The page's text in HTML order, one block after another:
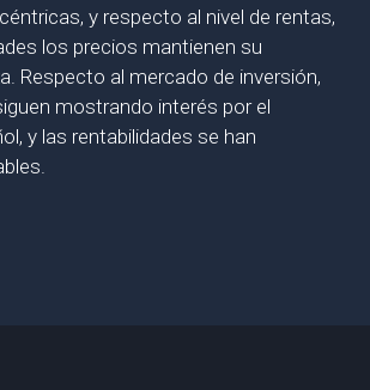
y respecto al nivel de rentas,
los precios mantienen su
Respecto al mercado de inversión,
mostrando interés por el
y las rentabilidades se han